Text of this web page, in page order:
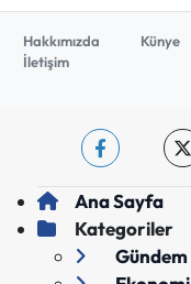
Hakkımızda
Künye
İletişim
Ana Sayfa
Kategoriler
Gündem